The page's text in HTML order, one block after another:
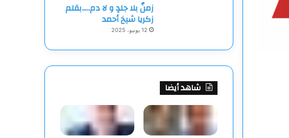
زمنٌ بلا جلدٍ و لا دم…..بقلم
زكريا شيخ أحمد
12 يونيو، 2025
شاهد أيضا